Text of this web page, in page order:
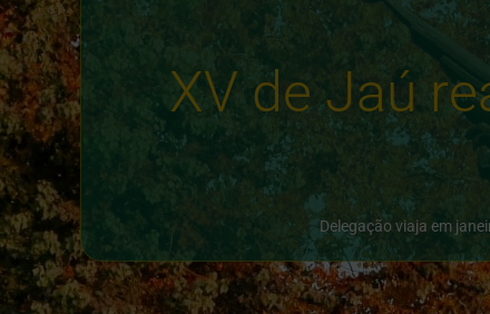
XV de Jaú
Delegação viaja em